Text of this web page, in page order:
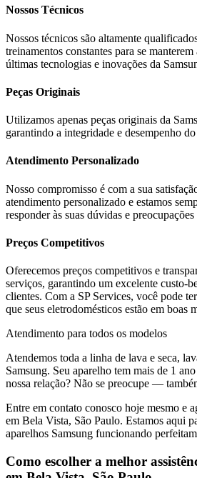
Nossos Técnicos
Nossos técnicos são altamente
treinamentos constantes para se
últimas tecnologias e inovações da
Peças Originais
Utilizamos apenas peças originais da
garantindo a integridade e desempenho
Atendimento Personalizado
Nosso compromisso é com a sua
atendimento personalizado e estamos
responder às suas dúvidas e preocupações
Preços Competitivos
Oferecemos preços competitivos e
serviços, garantindo um excelente custo-
clientes. Com a SP Services, você pode
que seus eletrodomésticos estão em boas
Atendimento para todos os modelos
Atendemos toda a linha de lava e seca,
Samsung. Seu aparelho tem mais de 1
nossa relação? Não se preocupe —
Entre em contato conosco hoje mesmo e
em Bela Vista, São Paulo. Estamos aqui
aparelhos Samsung funcionando
Como escolher a melhor